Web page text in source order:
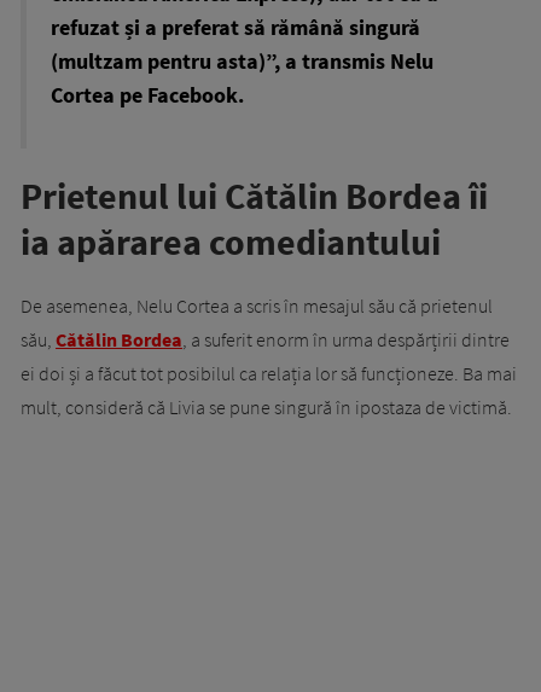
refuzat și a preferat să rămână singură
(multzam pentru asta)”, a transmis Nelu
Cortea pe Facebook.
Prietenul lui Cătălin Bordea îi
ia apărarea comediantului
De asemenea, Nelu Cortea a scris în mesajul său că prietenul
său, Cătălin Bordea, a suferit enorm în urma despărțirii dintre
ei doi și a făcut tot posibilul ca relația lor să funcționeze. Ba mai
mult, consideră că Livia se pune singură în ipostaza de victimă.